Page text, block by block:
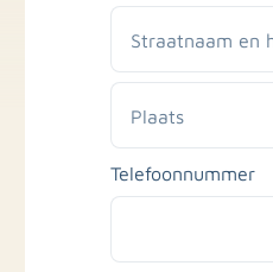
Straatnaam
huisnummer
Plaats
Telefoonnummer